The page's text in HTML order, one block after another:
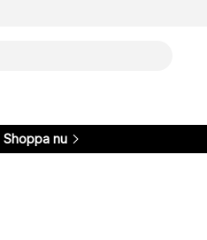
Shoppa nu